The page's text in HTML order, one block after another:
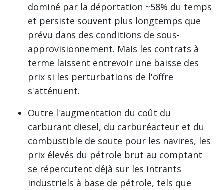
dominé par la déportation ~58% du temps
et persiste souvent plus longtemps que
prévu dans des conditions de sous-
approvisionnement. Mais les contrats à
terme laissent entrevoir une baisse des
prix si les perturbations de l'offre
s'atténuent.
Outre l'augmentation du coût du
carburant diesel, du carburéacteur et du
combustible de soute pour les navires, les
prix élevés du pétrole brut au comptant
se répercutent déjà sur les intrants
industriels à base de pétrole, tels que